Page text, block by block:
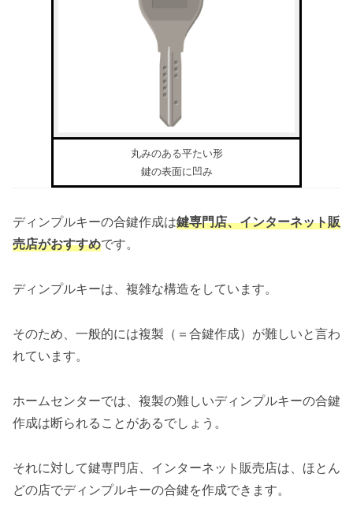
丸みのある平たい形
鍵の表面に凹み
ディンプルキーの合鍵作成は鍵専門店、インターネット販
売店がおすすめです。
ディンプルキーは、複雑な構造をしています。
そのため、一般的には複製（＝合鍵作成）が難しいと言わ
れています。
ホームセンターでは、複製の難しいディンプルキーの合鍵
作成は断られることがあるでしょう。
それに対して鍵専門店、インターネット販売店は、ほとん
どの店でディンプルキーの合鍵を作成できます。